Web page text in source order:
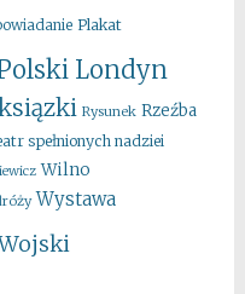
Plakat
Londyn
Rysunek Rzeźba
spełnionych nadziei
Wilno
Wystawa